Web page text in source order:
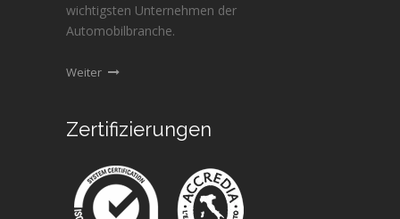
wichtigsten Unternehmen der
Automobilbranche.
Weiter
Zertifizierungen